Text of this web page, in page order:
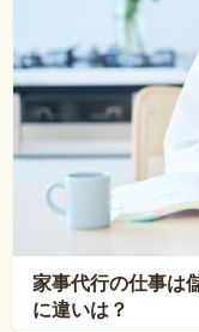
家事代行の仕事は
に違いは？